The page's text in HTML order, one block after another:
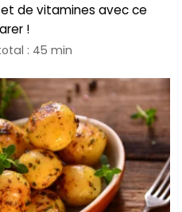
de vitamines avec ce
!
: 45 min